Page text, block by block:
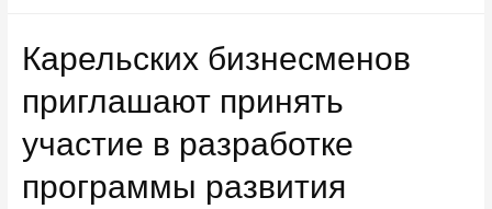
году
начнут
строить
детсад
Карельских бизнесменов
приглашают принять
участие в разработке
программы развития